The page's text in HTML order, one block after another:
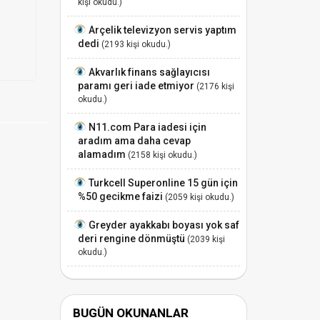
kişi okudu.)
Arçelik televizyon servis yaptım
dedi (2193 kişi okudu.)
Akvarlık finans sağlayıcısı
paramı geri iade etmiyor (2176 kişi
okudu.)
N11.com Para iadesi için
aradım ama daha cevap
alamadım (2158 kişi okudu.)
Turkcell Superonline 15 gün için
%50 gecikme faizi (2059 kişi okudu.)
Greyder ayakkabı boyası yok saf
deri rengine dönmüştü (2039 kişi
okudu.)
BUGÜN OKUNANLAR